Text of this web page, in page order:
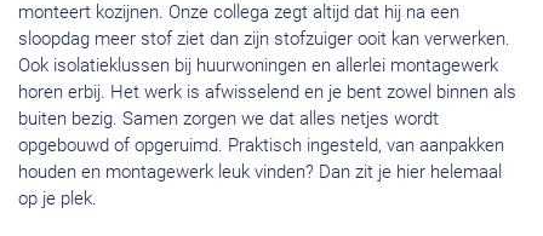
monteert kozijnen. Onze collega zegt altijd dat hij na een
sloopdag meer stof ziet dan zijn stofzuiger ooit kan verwerken.
Ook isolatieklussen bij huurwoningen en allerlei montagewerk
horen erbij. Het werk is afwisselend en je bent zowel binnen als
buiten bezig. Samen zorgen we dat alles netjes wordt
opgebouwd of opgeruimd. Praktisch ingesteld, van aanpakken
houden en montagewerk leuk vinden? Dan zit je hier helemaal
op je plek.